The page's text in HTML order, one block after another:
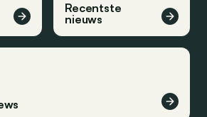
Recentste
nieuws